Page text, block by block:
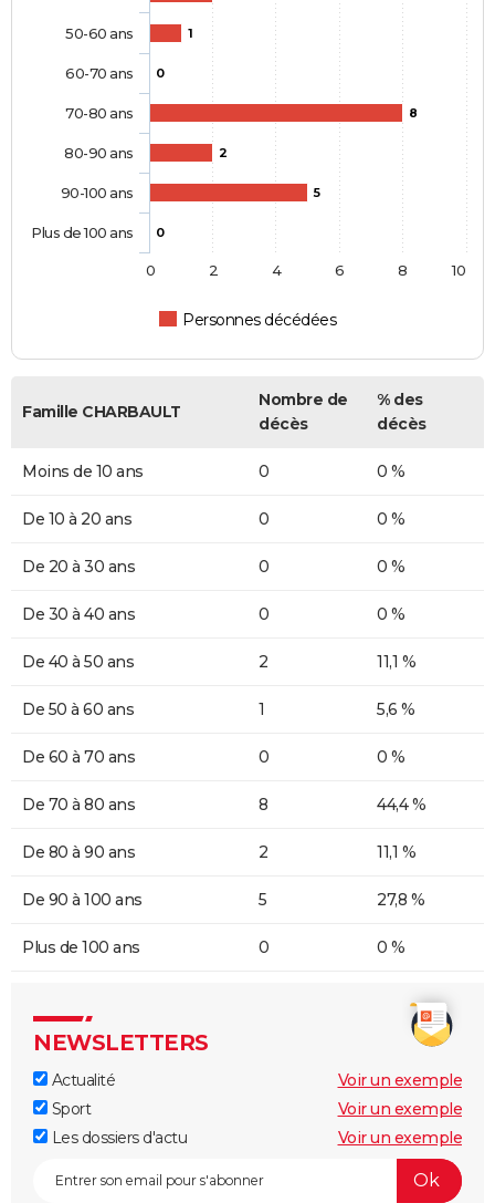
1
0
8
2
5
0
Personnes décédées
50-60 ans
60-70 ans
70-80 ans
80-90 ans
90-100 ans
Plus de 100 ans
0 2 4 6 8 10
Famille CHARBAULT
Nombre de
décès
% des
décès
Moins de 10 ans 0 0 %
De 10 à 20 ans 0 0 %
De 20 à 30 ans 0 0 %
De 30 à 40 ans 0 0 %
De 40 à 50 ans 2 11,1 %
De 50 à 60 ans 1 5,6 %
De 60 à 70 ans 0 0 %
De 70 à 80 ans 8 44,4 %
De 80 à 90 ans 2 11,1 %
De 90 à 100 ans 5 27,8 %
Plus de 100 ans 0 0 %
NEWSLETTERS
Actualité
Voir un exemple
Sport
Voir un exemple
Les dossiers d'actu
Voir un exemple